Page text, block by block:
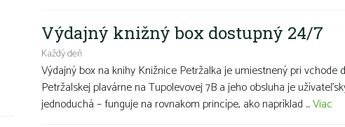
Výdajný knižný box dostupný 24/7
Každý deň
Výdajný box na knihy Knižnice Petržalka je umiestnený pri vchode
Petržalskej plavárne na Tupolevovej 7B a jeho obsluha je
jednoduchá – funguje na rovnakom princípe, ako napríklad ...Viac